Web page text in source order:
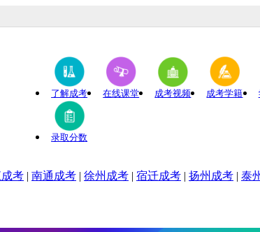
人高考考生提供成考资讯服务，网站信息仅供学
了解成考 在线课堂 成考视频 成考学籍
录取分数
考 | 南通成考 | 徐州成考 | 宿迁成考 | 扬州成考 | 泰